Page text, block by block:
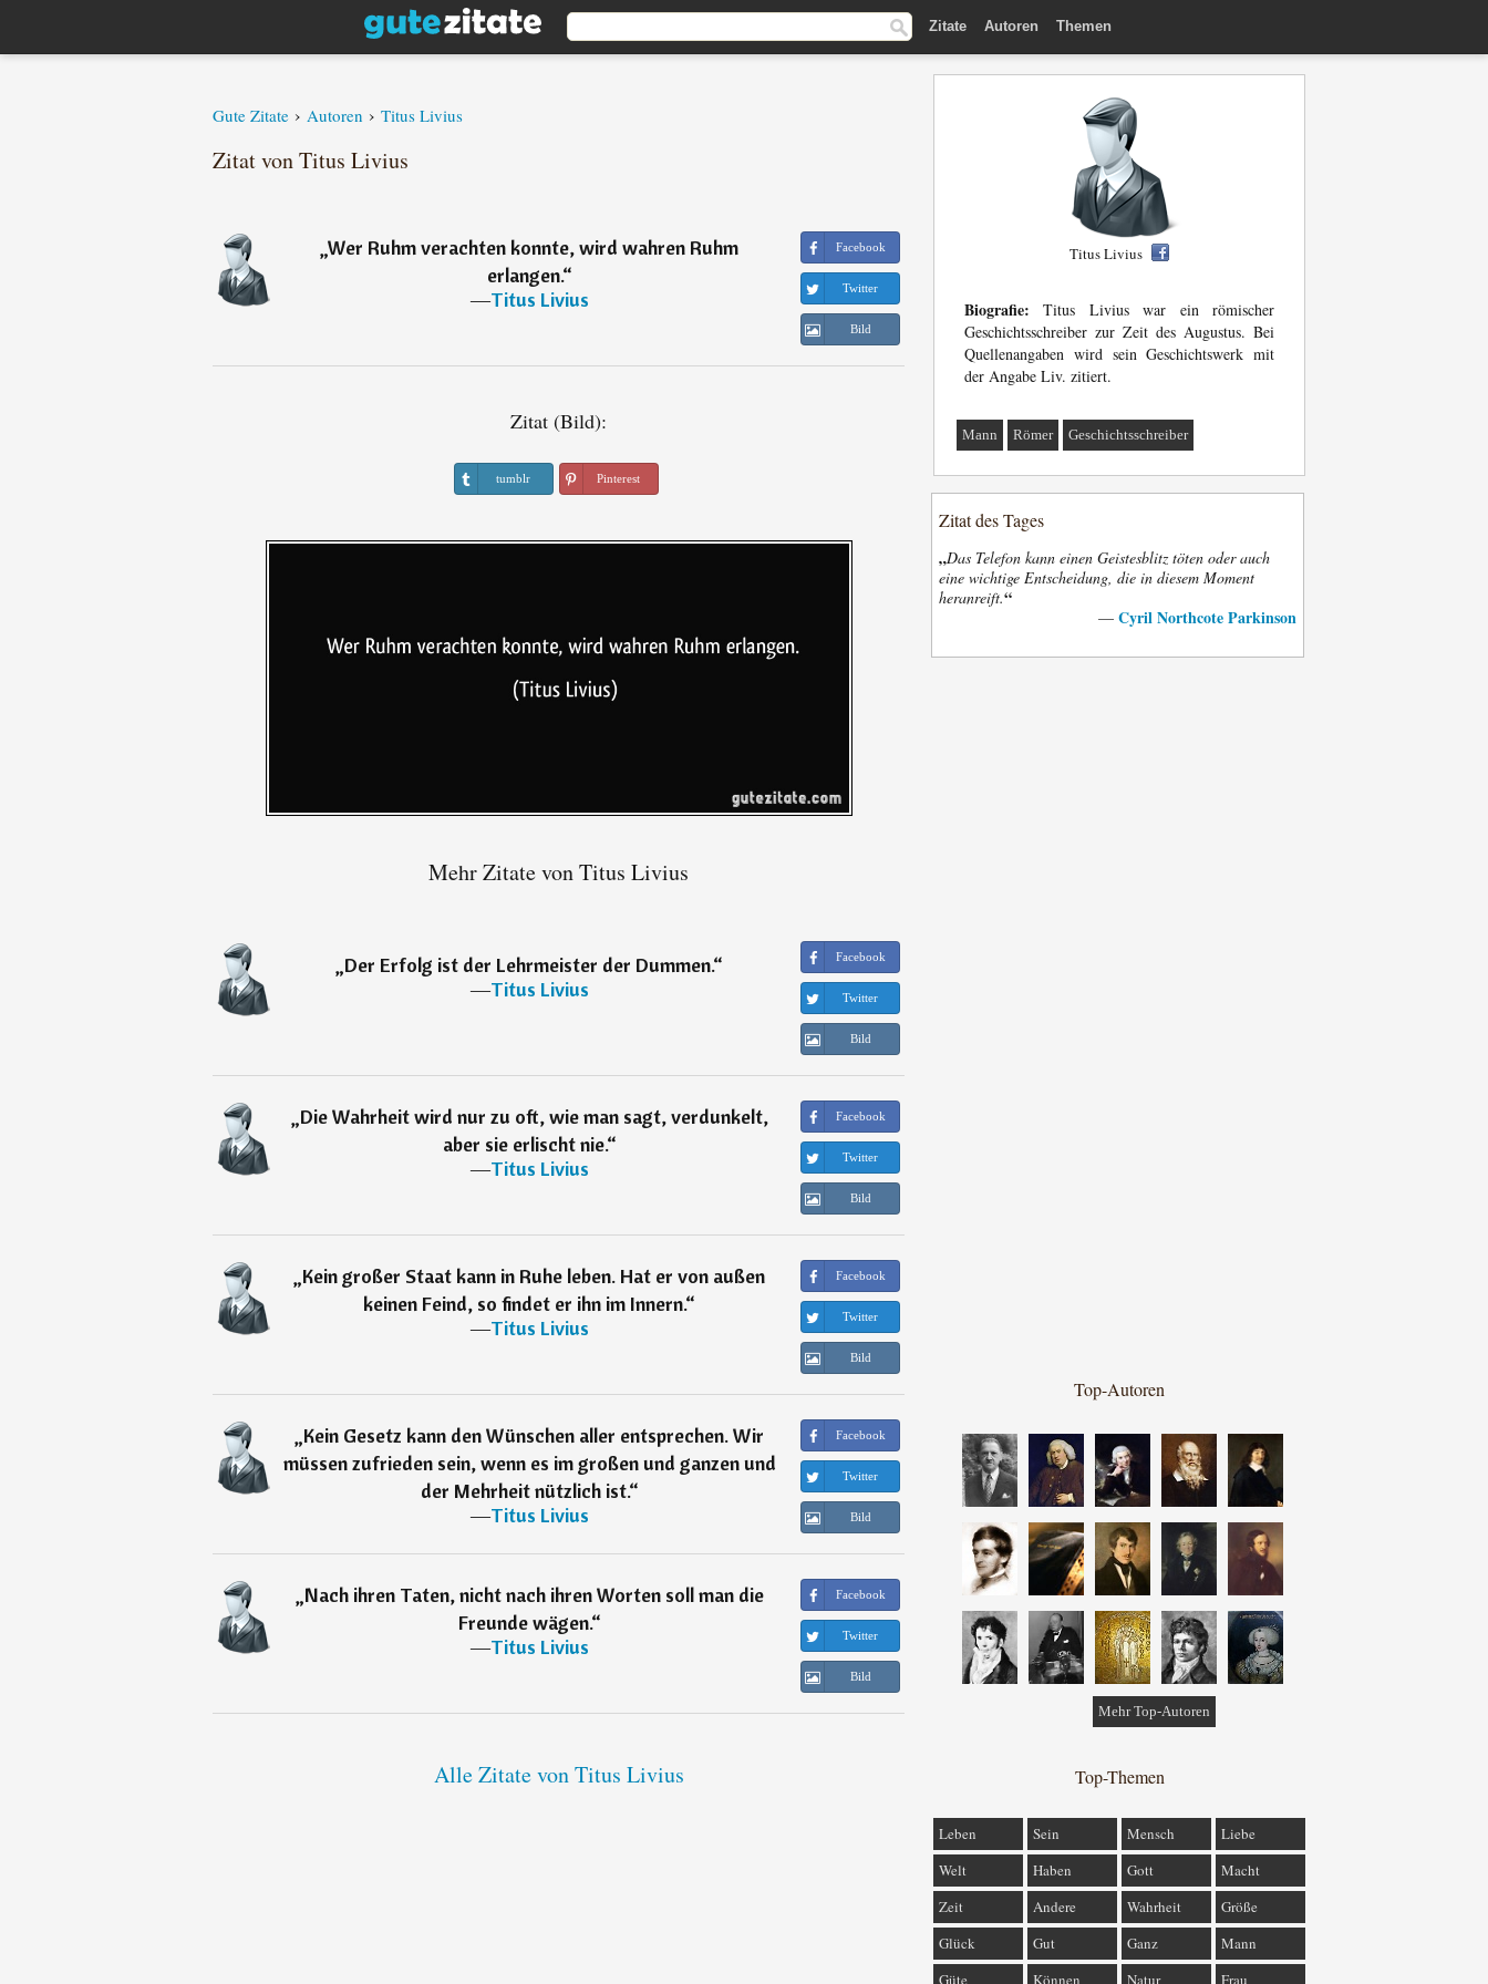
Zitate Autoren Themen
Gute Zitate › Autoren › Titus Livius
Zitat von Titus Livius
„Wer Ruhm verachten konnte, wird wahren Ruhm
erlangen.“
―Titus Livius
Facebook
Twitter
Bild
Zitat (Bild):
tumblr Pinterest
Mehr Zitate von Titus Livius
„Der Erfolg ist der Lehrmeister der Dummen.“
―Titus Livius
Facebook
Twitter
Bild
„Die Wahrheit wird nur zu oft, wie man sagt, verdunkelt,
aber sie erlischt nie.“
―Titus Livius
Facebook
Twitter
Bild
„Kein großer Staat kann in Ruhe leben. Hat er von außen
keinen Feind, so findet er ihn im Innern.“
―Titus Livius
Facebook
Twitter
Bild
„Kein Gesetz kann den Wünschen aller entsprechen. Wir
müssen zufrieden sein, wenn es im großen und ganzen und
der Mehrheit nützlich ist.“
―Titus Livius
Facebook
Twitter
Bild
„Nach ihren Taten, nicht nach ihren Worten soll man die
Freunde wägen.“
―Titus Livius
Facebook
Twitter
Bild
Alle Zitate von Titus Livius
Titus Livius
Biografie: Titus Livius war ein römischer
Geschichtsschreiber zur Zeit des Augustus. Bei
Quellenangaben wird sein Geschichtswerk mit
der Angabe Liv. zitiert.
Mann Römer Geschichtsschreiber
Zitat des Tages
„Das Telefon kann einen Geistesblitz töten oder auch
eine wichtige Entscheidung, die in diesem Moment
heranreift.“
— Cyril Northcote Parkinson
Top-Autoren
Mehr Top-Autoren
Top-Themen
Leben Sein Mensch
Liebe
Welt
Haben Gott
Macht
Zeit
Andere Wahrheit
Größe
Glück
Gut Ganz
Mann
Güte
Können Natur Frau